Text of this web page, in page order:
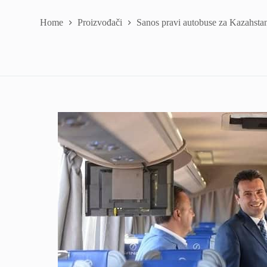
Home Proizvođači Sanos pravi autobuse za